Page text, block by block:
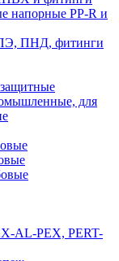
напорные PP-R и
ПНД, фитинги
для
AL-PEX, PERT-